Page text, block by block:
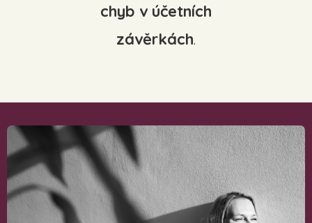
chyb v účetních
závěrkách.